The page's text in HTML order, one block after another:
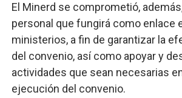
El Minerd se comprometió,
personal que fungirá como enlace
ministerios, a fin de garantizar la
del convenio, así como apoyar y
actividades que sean necesarias
ejecución del convenio.